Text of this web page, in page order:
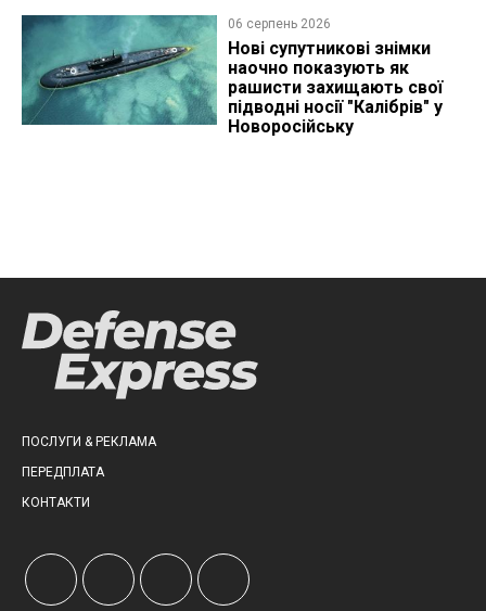
06 серпень 2026
Нові супутникові знімки
наочно показують як
рашисти захищають свої
підводні носії "Калібрів" у
Новоросійську
ПОСЛУГИ & РЕКЛАМА
ПЕРЕДПЛАТА
КОНТАКТИ